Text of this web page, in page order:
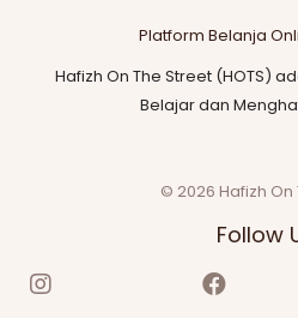
Platform Belanja
Hafizh On The Street (HOTS)
Belajar dan
© 2026 Hafizh On
Follow